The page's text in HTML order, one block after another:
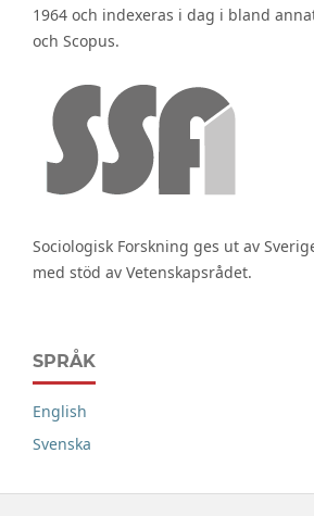
1964 och indexeras i dag i bland
och Scopus.
Sociologisk Forskning ges ut av
med stöd av Vetenskapsrådet.
SPRÅK
English
Svenska